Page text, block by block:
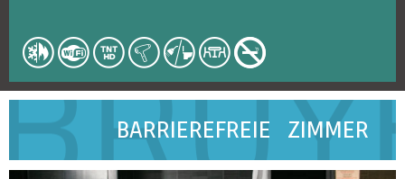
BARRIEREFREIE ZIMMER